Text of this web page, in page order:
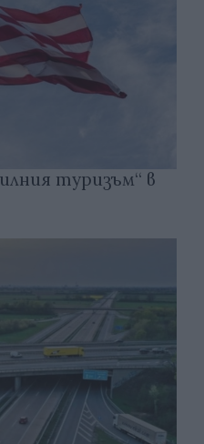
туризъм“ в